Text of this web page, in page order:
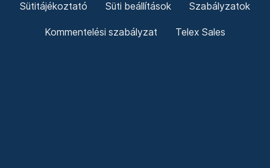
Sütitájékoztató Süti beállítások Szabályzatok
Kommentelési szabályzat Telex Sales